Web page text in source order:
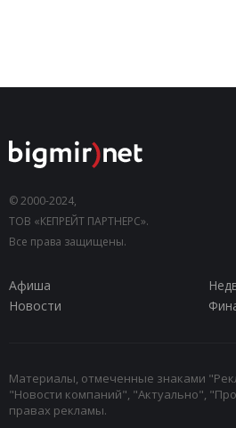
© 2000-2024,
ТОВ «КЕПРЕЙТ ПАРТНЕРС».
Все права защищены.
Афиша
Новости
Материалы, отмеченные знаками
"Новости компаний", "Актуально",
правах рекламы.